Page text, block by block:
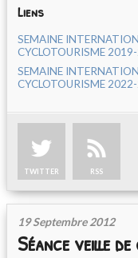
Liens
SEMAINE
CYCLOTOURISME
SEMAINE
CYCLOTOURISME
TWITTER RSS
19 Septembre 2012
Séance veille